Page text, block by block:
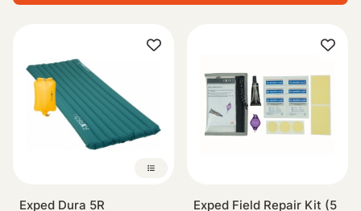
värde runt 2-4 anses vara allroundprodukter och ger
Vår kollektion erbjuder lätta, bekväma, vattentåliga samt
portabla uppblåsbara liggunderlag & madrasser justerbart
efter dina behov – oavsett om du ska ge dig ut på en
kortare dagstur eller planera en längre campingutflykt vid
Exped Dura 5R
Exped Field Repair Kit (5